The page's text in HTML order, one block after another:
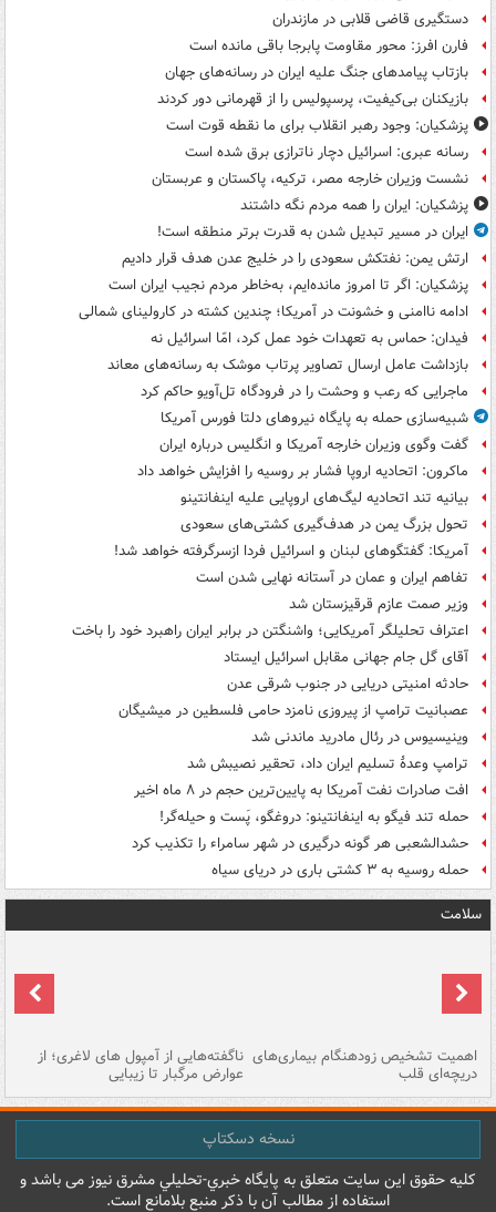
دستگیری قاضی قلابی در مازندران
فارن افرز: محور مقاومت پابرجا باقی مانده است
بازتاب پیامدهای جنگ علیه ایران در رسانه‌های جهان
بازیکنان بی‌کیفیت، پرسپولیس را از قهرمانی دور کردند
پزشکیان: وجود رهبر انقلاب برای ما نقطه قوت است
رسانه عبری: اسرائیل دچار ناترازی برق شده است
نشست وزیران خارجه مصر، ترکیه، پاکستان و عربستان
پزشکیان: ایران را همه مردم نگه داشتند
ایران در مسیر تبدیل شدن به قدرت برتر منطقه است!
ارتش یمن: نفتکش سعودی را در خلیج عدن هدف قرار دادیم
پزشکیان: اگر تا امروز مانده‌ایم، به‌خاطر مردم نجیب ایران است
ادامه ناامنی و خشونت در آمریکا؛ چندین کشته در کارولینای شمالی
فیدان: حماس به تعهدات خود عمل کرد، امّا اسرائیل نه
بازداشت عامل ارسال تصاویر پرتاب موشک به رسانه‌های معاند
ماجرایی که رعب و وحشت را در فرودگاه تل‌آویو حاکم کرد
شبیه‌سازی حمله به پایگاه نیروهای دلتا فورس آمریکا
گفت وگوی وزیران خارجه آمریکا و انگلیس درباره ایران
ماکرون: اتحادیه اروپا فشار بر روسیه را افزایش خواهد داد
بیانیه تند اتحادیه لیگ‌های اروپایی علیه اینفانتینو
تحول بزرگ یمن در هدف‌گیری کشتی‌های سعودی
آمریکا: گفتگوهای لبنان و اسرائیل فردا ازسرگرفته خواهد شد!
تفاهم ایران و عمان در آستانه نهایی شدن است
وزیر صمت عازم قرقیزستان شد
اعتراف تحلیلگر آمریکایی؛ واشنگتن در برابر ایران راهبرد خود را باخت
آقای گل جام جهانی مقابل اسرائیل ایستاد
حادثه امنیتی دریایی در جنوب شرقی عدن
عصبانیت ترامپ از پیروزی نامزد حامی فلسطین در میشیگان
وینیسیوس در رئال مادرید ماندنی شد
ترامپ وعدۀ تسلیم ایران داد، تحقیر نصیبش شد
افت صادرات نفت آمریکا به پایین‌ترین حجم در ۸ ماه اخیر
حمله تند فیگو به اینفانتینو: دروغگو، پَست‌ و حیله‌گر!
حشدالشعبی هر گونه درگیری در شهر سامراء را تکذیب کرد
حمله روسیه به ۳ کشتی باری در دریای سیاه
سلامت
اهمیت تشخیص زودهنگام بیماری‌های
دریچه‌ای قلب
ناگفته‌هایی از آمپول های لاغری؛ از
عوارض مرگبار تا زیبایی
نسخه دسکتاپ
کليه حقوق اين سايت متعلق به پایگاه خبري-تحليلي مشرق نيوز می باشد و
استفاده از مطالب آن با ذکر منبع بلامانع است.